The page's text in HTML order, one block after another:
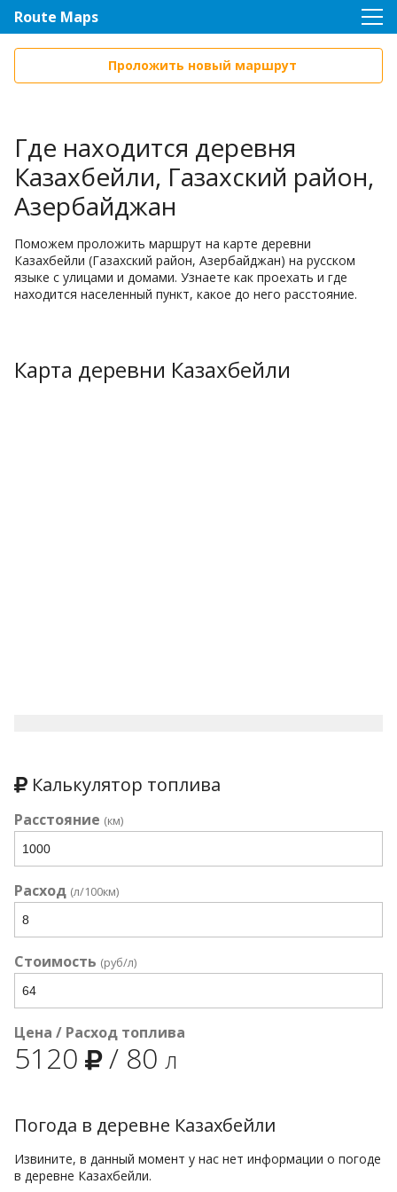
Route Maps
Проложить новый маршрут
Где находится деревня
Казахбейли, Газахский район,
Азербайджан
Поможем проложить маршрут на карте деревни
Казахбейли (Газахский район, Азербайджан) на русском
языке с улицами и домами. Узнаете как проехать и где
находится населенный пункт, какое до него расстояние.
Карта деревни Казахбейли
Калькулятор топлива
Расстояние (км)
Расход (л/100км)
Стоимость (руб/л)
Цена / Расход топлива
5120 / 80 л
Погода в деревне Казахбейли
Извините, в данный момент у нас нет информации о погоде
в деревне Казахбейли.